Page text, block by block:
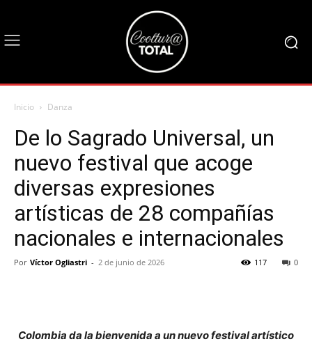
Inicio Danza
De lo Sagrado Universal, un
nuevo festival que acoge
diversas expresiones
artísticas de 28 compañías
nacionales e internacionales
Por Víctor Ogliastri - 2 de junio de 2026 0
117
Colombia da la bienvenida a un nuevo festival artístico